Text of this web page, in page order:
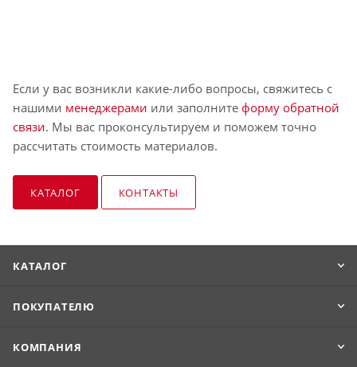
Если у вас возникли какие-либо вопросы, свяжитесь с
нашими менеджерами или заполните форму обратной
связи. Мы вас проконсультируем и поможем точно
рассчитать стоимость материалов.
КАТАЛОГ КОНТАКТЫ
КАТАЛОГ
ПОКУПАТЕЛЮ
КОМПАНИЯ